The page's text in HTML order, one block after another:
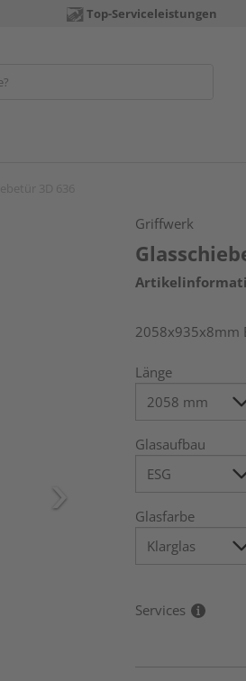
Top-Serviceleistungen
Griffwerk
2058x935x8mm
Länge
Glasaufbau
Glasfarbe
Services